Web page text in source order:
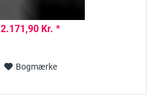
2.171,90 Kr. *
Bogmærke